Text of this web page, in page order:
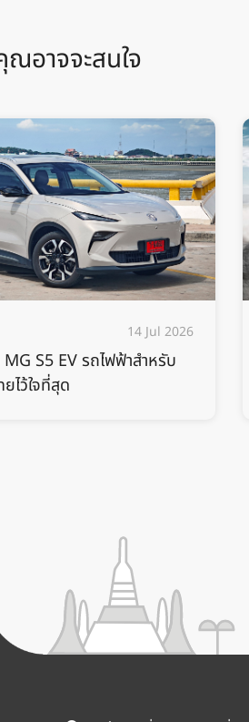
อาจจะสนใจ
14 Jul 2026
S5 EV รถไฟฟ้าสำหรับ
ไว้ใจที่สุด